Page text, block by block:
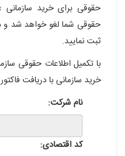
حقوقی برای خرید
حقوقی شما لغو خواهد شد و
ثبت نمایید.
با تکمیل اطلاعات حقوقی
خرید سازمانی با دریافت
نام شرکت:
کد اقتصادی: